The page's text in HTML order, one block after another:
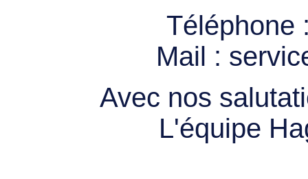
Téléphone
Mail :
Avec nos
L'équipe